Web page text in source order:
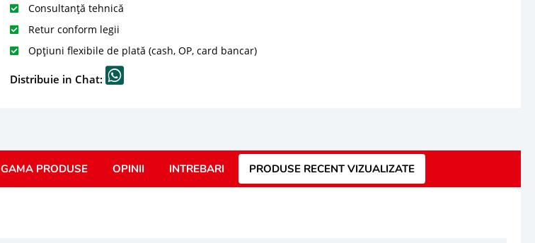
Consultanță tehnică
Retur conform legii
Opțiuni flexibile de plată (cash, OP, card bancar)
Distribuie in Chat:
GAMA PRODUSE OPINII INTREBARI PRODUSE RECENT VIZUALIZATE